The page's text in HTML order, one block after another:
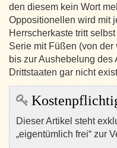
den diesem kein Wort
Oppositionellen wird mit
Herrscherkaste tritt
Serie mit Füßen (von
bis zur Aushebelung des
Drittstaaten gar nicht
Dieser Artikel steht
„eigentümlich frei“ zur